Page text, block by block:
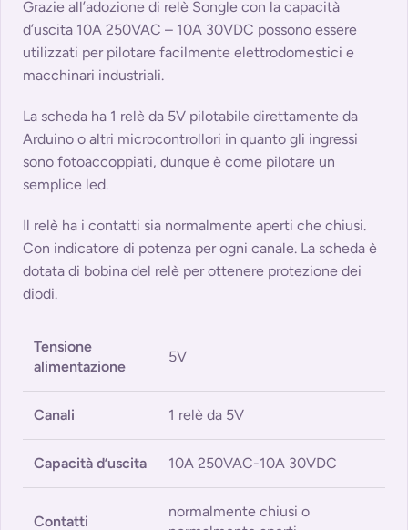
Grazie all’adozione di relè Songle con la capacità
d’uscita 10A 250VAC – 10A 30VDC possono essere
utilizzati per pilotare facilmente elettrodomestici e
macchinari industriali.
La scheda ha 1 relè da 5V pilotabile direttamente da
Arduino o altri microcontrollori in quanto gli ingressi
sono fotoaccoppiati, dunque è come pilotare un
semplice led.
Il relè ha i contatti sia normalmente aperti che chiusi.
Con indicatore di potenza per ogni canale. La scheda è
dotata di bobina del relè per ottenere protezione dei
diodi.
Tensione
alimentazione
5V
Canali 1 relè da 5V
Capacità d’uscita 10A 250VAC-10A 30VDC
Contatti
normalmente chiusi o